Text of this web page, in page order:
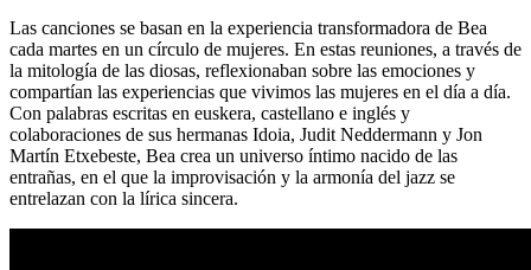
Las canciones se basan en la experiencia transformadora de Bea
cada martes en un círculo de mujeres. En estas reuniones, a través de
la mitología de las diosas, reflexionaban sobre las emociones y
compartían las experiencias que vivimos las mujeres en el día a día.
Con palabras escritas en euskera, castellano e inglés y
colaboraciones de sus hermanas Idoia, Judit Neddermann y Jon
Martín Etxebeste, Bea crea un universo íntimo nacido de las
entrañas, en el que la improvisación y la armonía del jazz se
entrelazan con la lírica sincera.